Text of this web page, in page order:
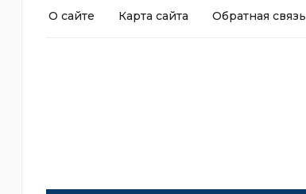
О сайте Карта сайта Обратная связь